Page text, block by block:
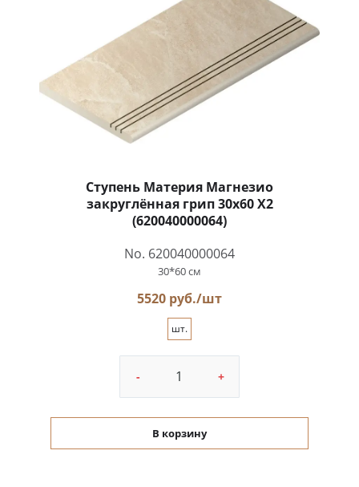
Ступень Материя Магнезио
закруглённая грип 30x60 X2
(620040000064)
No. 620040000064
30*60 см
5520 руб./шт
шт.
- +
В корзину